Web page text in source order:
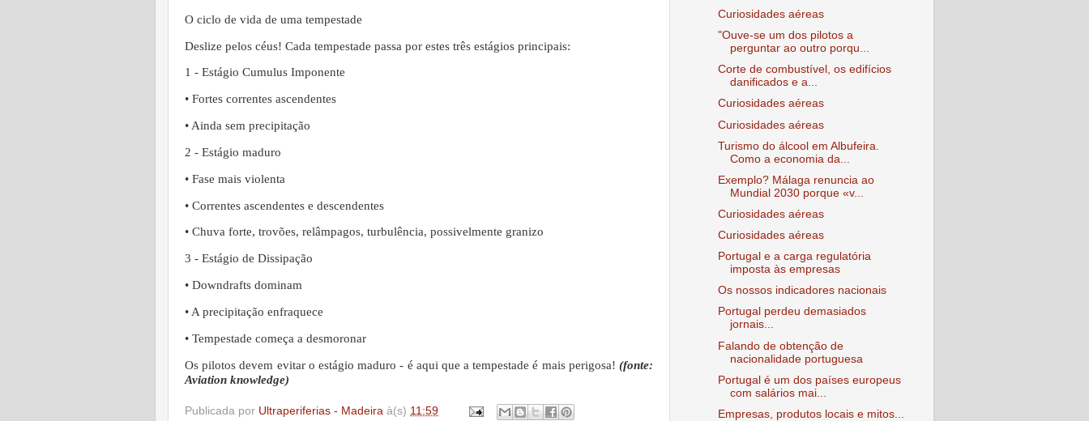
O ciclo de vida de uma tempestade
Deslize pelos céus! Cada tempestade passa por estes três estágios principais:
1️ - Estágio Cumulus Imponente
• Fortes correntes ascendentes
• Ainda sem precipitação
2️ - Estágio maduro
• Fase mais violenta
• Correntes ascendentes e descendentes
• Chuva forte, trovões, relâmpagos, turbulência, possivelmente granizo
3️ - Estágio de Dissipação
• Downdrafts dominam
• A precipitação enfraquece
• Tempestade começa a desmoronar
Os pilotos devem evitar o estágio maduro - é aqui que a tempestade é mais perigosa! (fonte:
Aviation knowledge)
Publicada por Ultraperiferias - Madeira à(s) 11:59
Curiosidades aéreas
"Ouve-se um dos pilotos a
perguntar ao outro porqu...
Corte de combustível, os edifícios
danificados e a...
Curiosidades aéreas
Curiosidades aéreas
Turismo do álcool em Albufeira.
Como a economia da...
Exemplo? Málaga renuncia ao
Mundial 2030 porque «v...
Curiosidades aéreas
Curiosidades aéreas
Portugal e a carga regulatória
imposta às empresas
Os nossos indicadores nacionais
Portugal perdeu demasiados
jornais...
Falando de obtenção de
nacionalidade portuguesa
Portugal é um dos países europeus
com salários mai...
Empresas, produtos locais e mitos...